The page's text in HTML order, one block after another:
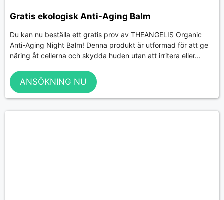
Gratis ekologisk Anti-Aging Balm
Du kan nu beställa ett gratis prov av THEANGELIS Organic
Anti-Aging Night Balm! Denna produkt är utformad för att ge
näring åt cellerna och skydda huden utan att irritera eller...
ANSÖKNING NU